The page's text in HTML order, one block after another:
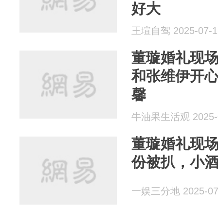
好大
王瑄自驾 2025-07-
董璇婚礼现
和张维伊开
馨
牛油果生活观
董璇婚礼现
份被扒，小
一娱三分地 2025-